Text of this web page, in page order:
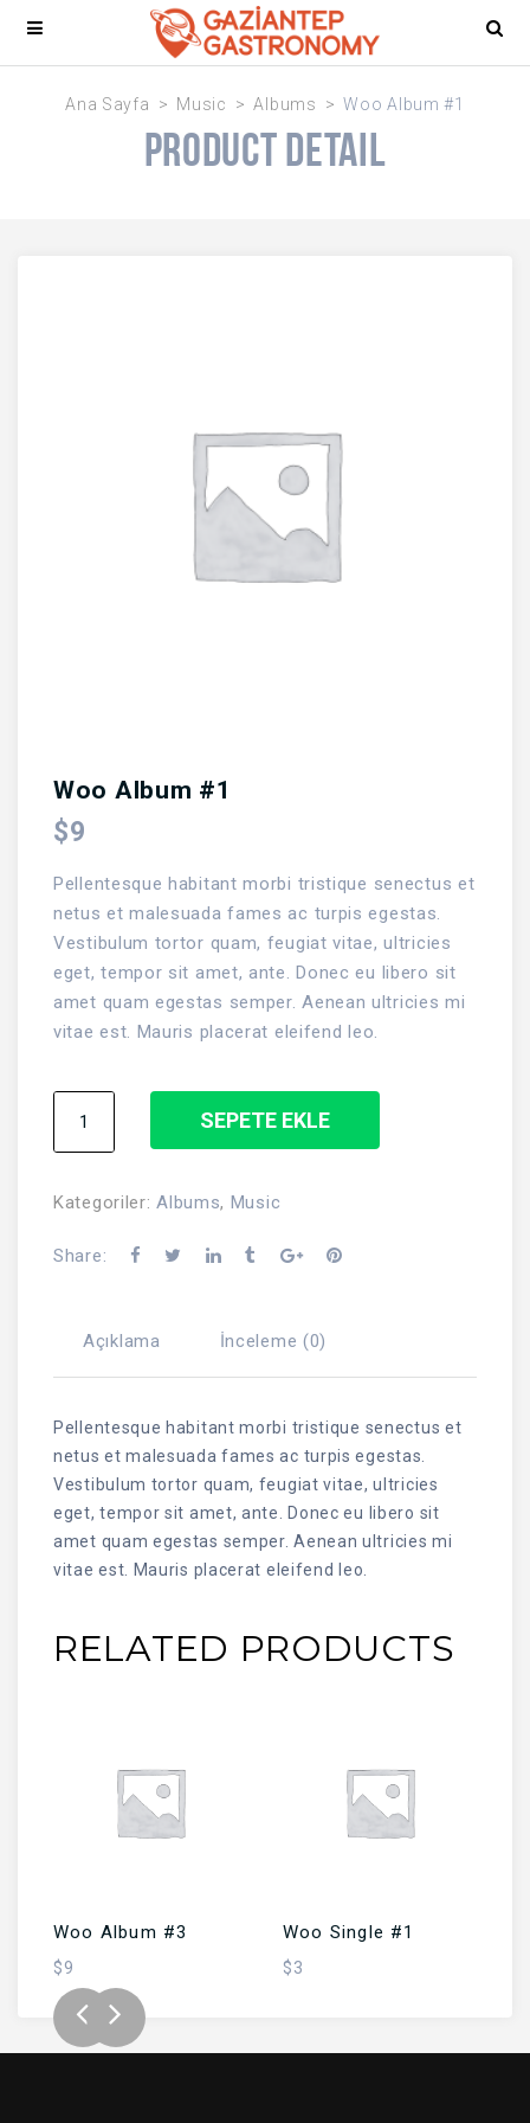
Ana Sayfa Music Albums Woo Album #1
Product Detail
Woo Album #1
$9
Pellentesque habitant morbi tristique senectus et
netus et malesuada fames ac turpis egestas.
Vestibulum tortor quam, feugiat vitae, ultricies
eget, tempor sit amet, ante. Donec eu libero sit
amet quam egestas semper. Aenean ultricies mi
vitae est. Mauris placerat eleifend leo.
Album
adet
SEPETE EKLE
Kategoriler:Albums, Music
Share:
Açıklama İnceleme (0)
Pellentesque habitant morbi tristique senectus et
netus et malesuada fames ac turpis egestas.
Vestibulum tortor quam, feugiat vitae, ultricies
eget, tempor sit amet, ante. Donec eu libero sit
amet quam egestas semper. Aenean ultricies mi
vitae est. Mauris placerat eleifend leo.
RELATED PRODUCTS
SEPETE EKLE
Woo Album #3
$9
SEPETE EKLE
Woo Single #1
$3